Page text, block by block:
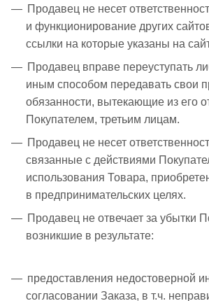
Продавец не несет
и функционирование других
ссылки на которые указаны на
Продавец вправе переуступать
иным способом передавать свои
обязанности, вытекающие из его
Покупателем, третьим лицам.
Продавец не несет
связанные с действиями
использования Товара,
в предпринимательских целях.
Продавец не отвечает за убытки
возникшие в результате:
предоставления недостоверной
согласовании Заказа, в т.ч.